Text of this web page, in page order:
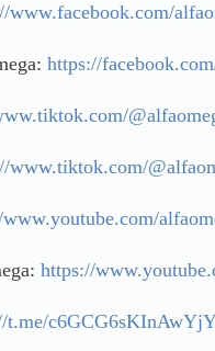
www.facebook.com/
https://
www.tiktok.com/
https://
t.me/